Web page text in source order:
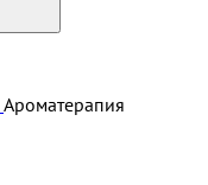
Ароматерапия